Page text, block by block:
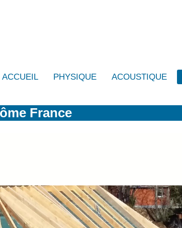
ACCUEIL PHYSIQUE ACOUSTIQUE
France